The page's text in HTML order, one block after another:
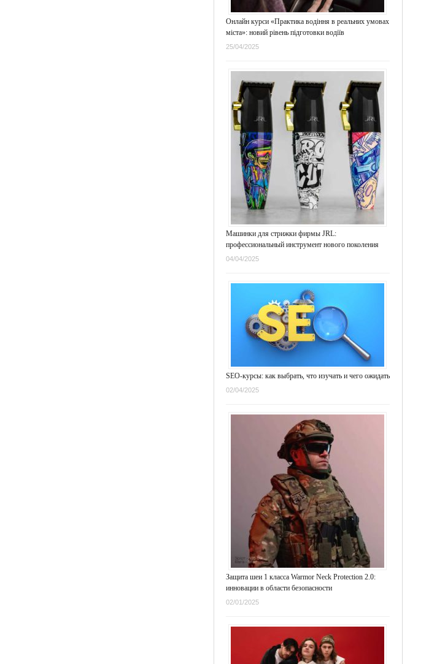
Онлайн курси «Практика водіння в реальних умовах
міста»: новий рівень підготовки водіїв
25/04/2025
Машинки для стрижки фирмы JRL:
профессиональный инструмент нового поколения
04/04/2025
SEO-курсы: как выбрать, что изучать и чего ожидать
02/04/2025
Защита шеи 1 класса Warmor Neck Protection 2.0:
инновации в области безопасности
02/01/2025